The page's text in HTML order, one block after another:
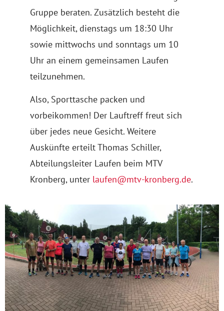
Gruppe beraten. Zusätzlich besteht die
Möglichkeit, dienstags um 18:30 Uhr
sowie mittwochs und sonntags um 10
Uhr an einem gemeinsamen Laufen
teilzunehmen.
Also, Sporttasche packen und
vorbeikommen! Der Lauftreff freut sich
über jedes neue Gesicht. Weitere
Auskünfte erteilt Thomas Schiller,
Abteilungsleiter Laufen beim MTV
Kronberg, unter laufen@mtv-kronberg.de.